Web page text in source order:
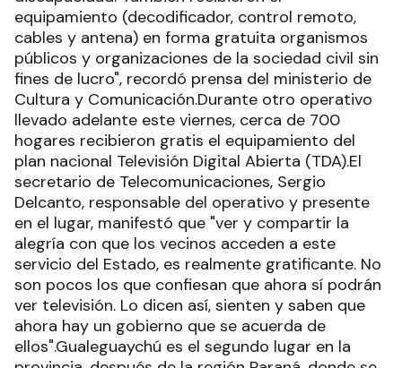
equipamiento (decodificador, control remoto,
cables y antena) en forma gratuita organismos
públicos y organizaciones de la sociedad civil sin
fines de lucro", recordó prensa del ministerio de
Cultura y Comunicación.Durante otro operativo
llevado adelante este viernes, cerca de 700
hogares recibieron gratis el equipamiento del
plan nacional Televisión Digital Abierta (TDA).El
secretario de Telecomunicaciones, Sergio
Delcanto, responsable del operativo y presente
en el lugar, manifestó que "ver y compartir la
alegría con que los vecinos acceden a este
servicio del Estado, es realmente gratificante. No
son pocos los que confiesan que ahora sí podrán
ver televisión. Lo dicen así, sienten y saben que
ahora hay un gobierno que se acuerda de
ellos".Gualeguaychú es el segundo lugar en la